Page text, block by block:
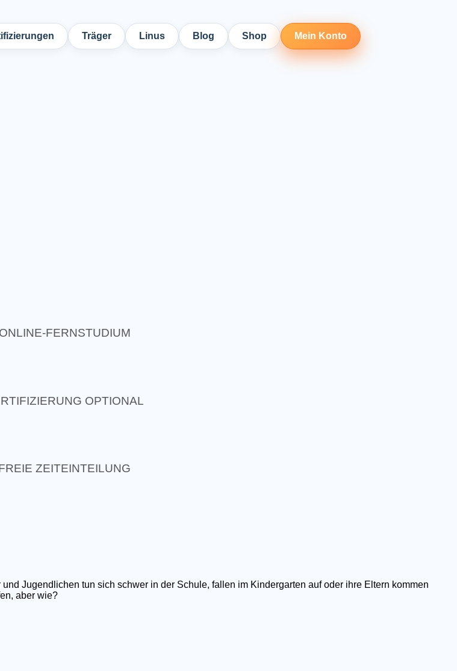
Träger Linus Blog Shop Mein Konto
ONLINE-FERNSTUDIUM
OPTIONAL
ZEITEINTEILUNG
Jugendlichen tun sich schwer in der Schule, fallen im Kindergarten auf oder ihre Eltern kommen
aber wie?